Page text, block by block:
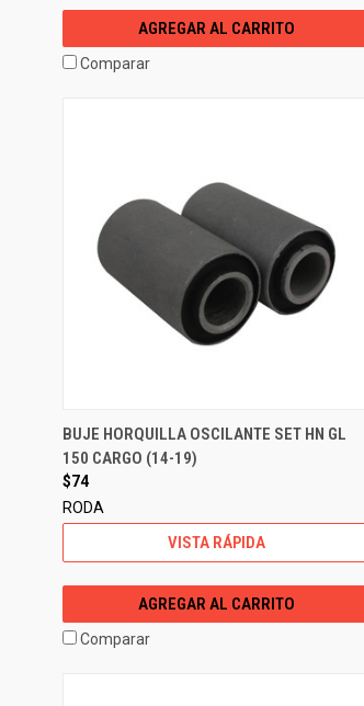
AGREGAR AL CARRITO
Comparar
BUJE HORQUILLA OSCILANTE SET HN GL
150 CARGO (14-19)
$74
RODA
VISTA RÁPIDA
AGREGAR AL CARRITO
Comparar